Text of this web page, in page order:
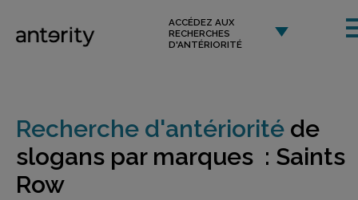
ACCÉDEZ AUX
RECHERCHES
D'ANTÉRIORITÉ
Recherche d'antériorité de
slogans par marques : Saints
Row